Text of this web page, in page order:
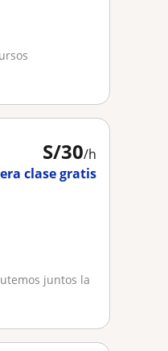
S/30/h
clase gratis
juntos la